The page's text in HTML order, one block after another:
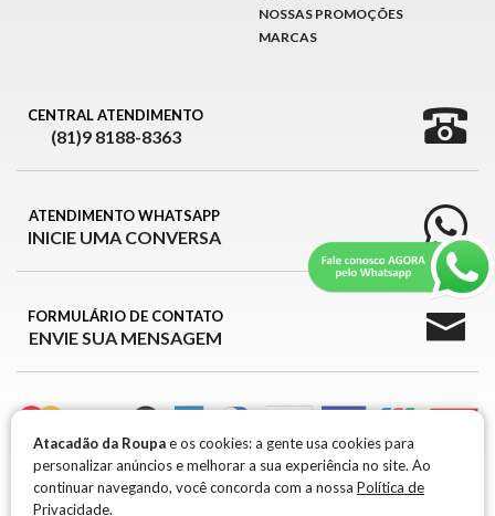
NOSSAS PROMOÇÕES
MARCAS
CENTRAL ATENDIMENTO
(81)9 8188-8363
ATENDIMENTO WHATSAPP
INICIE UMA CONVERSA
FORMULÁRIO DE CONTATO
ENVIE SUA MENSAGEM
ATACADÃO DA ROUPA © 2026
Atacadão da Roupae os cookies: a gente usa cookies para
personalizar anúncios e melhorar a sua experiência no site. Ao
continuar navegando, você concorda com a nossa Política de
Privacidade.